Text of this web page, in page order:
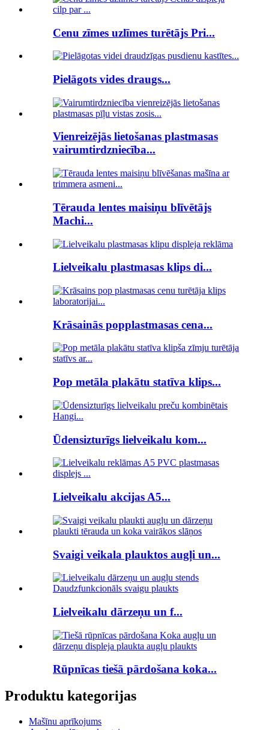
Cenu zīmes uzlīmes turētājs Pri...
Pielāgots vides draugs...
Vienreizējās lietošanas plastmasas
vairumtirdzniecība...
Tērauda lentes maisiņu blīvētājs
Machi...
Lielveikalu plastmasas klips di...
Krāsainās popplastmasas cena...
Pop metāla plakātu statīva klips...
Ūdensizturīgs lielveikalu kom...
Lielveikalu akcijas A5...
Svaigi veikala plauktos augļi un...
Lielveikalu dārzeņu un f...
Rūpnīcas tiešā pārdošana koka...
Produktu kategorijas
Mašīnu aprīkojums